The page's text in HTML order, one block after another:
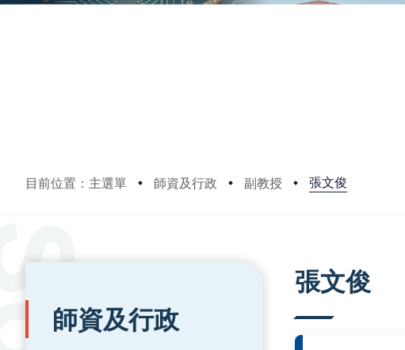
目前位置：主選單 師資及行政 副教授 張文俊
:::
師資及行政
張文俊